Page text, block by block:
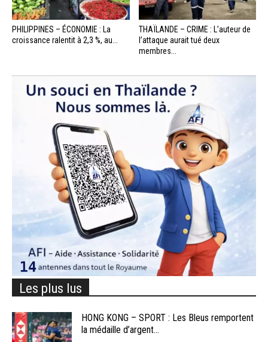
PHILIPPINES – ÉCONOMIE : La
croissance ralentit à 2,3 %, au...
THAÏLANDE – CRIME : L’auteur de
l’attaque aurait tué deux
membres...
Les plus lus
HONG KONG – SPORT : Les Bleus remportent
la médaille d’argent...